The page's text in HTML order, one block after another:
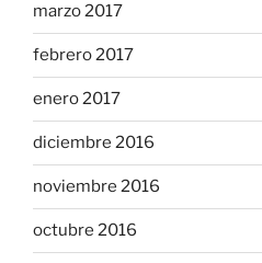
marzo 2017
febrero 2017
enero 2017
diciembre 2016
noviembre 2016
octubre 2016